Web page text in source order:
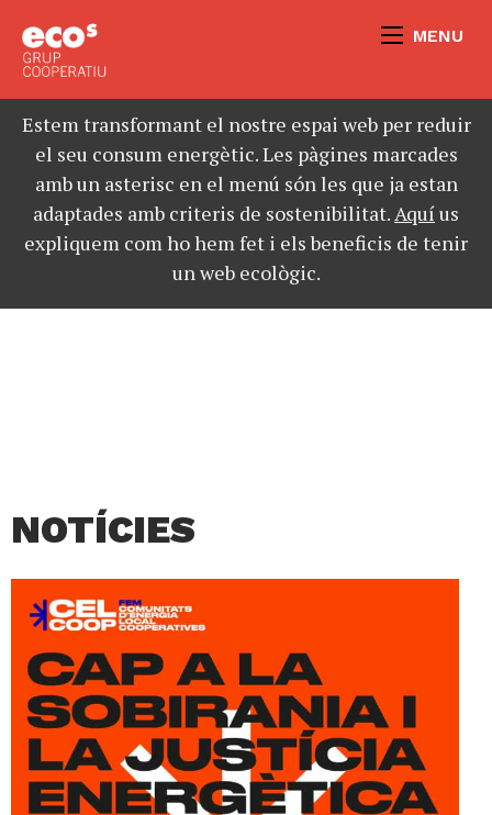
MENU
Estem transformant el nostre espai web per reduir
el seu consum energètic. Les pàgines marcades
amb un asterisc en el menú són les que ja estan
adaptades amb criteris de sostenibilitat.Aquíus
expliquem com ho hem fet i els beneficis de tenir
un web ecològic.
NOTÍCIES